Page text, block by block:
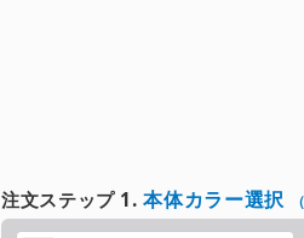
注文ステップ 1.本体カラー選択